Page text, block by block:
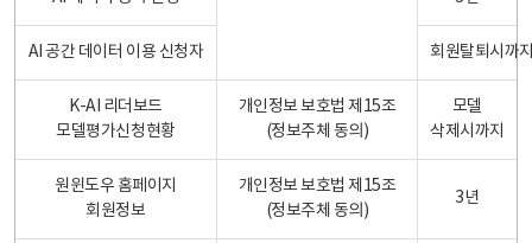
AI 공간 데이터 이용 신청자 회원탈퇴시까
K-AI 리더보드
모델평가신청현황
개인정보 보호법 제15조
(정보주체 동의)
모델
삭제시까지
원윈도우 홈페이지
회원정보
개인정보 보호법 제15조
(정보주체 동의)
3년